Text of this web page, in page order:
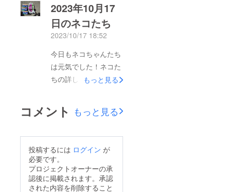
2023年10月17
日のネコたち
2023/10/17 18:52
今日もネコちゃんたち
は元気でした！ネコた
ちの詳しい内容はこち
2023年10月17日のネ
コたち
もっと見る
コメント もっと見る
投稿するには ログイン が
必要です。
プロジェクトオーナーの承
認後に掲載されます。承認
された内容を削除すること